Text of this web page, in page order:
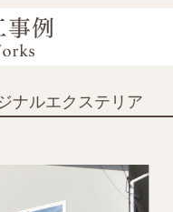
ナルエクステリア